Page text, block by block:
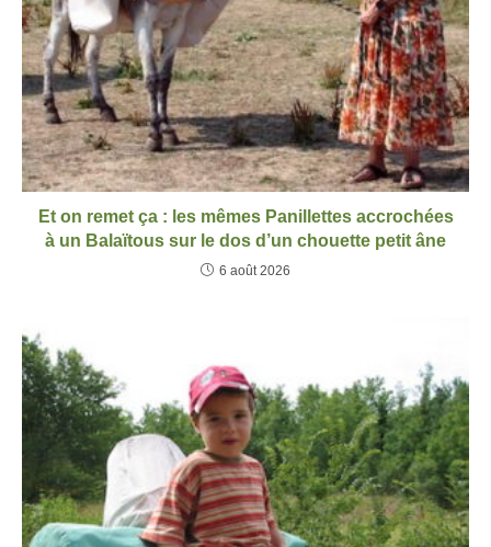
Et on remet ça : les mêmes Panillettes accrochées
à un Balaïtous sur le dos d’un chouette petit âne
6 août 2026